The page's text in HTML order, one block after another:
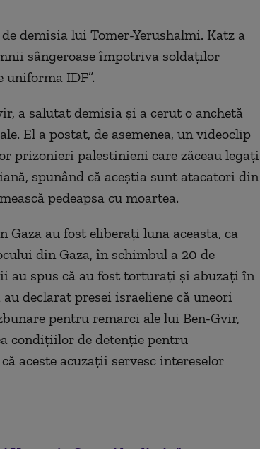
demisia lui Tomer-Yerushalmi. Katz a
sângeroase împotriva soldaţilor
uniforma IDF”.
a salutat demisia şi a cerut o anchetă
El a postat, de asemenea, un videoclip
prizonieri palestinieni care zăceau legaţi
spunând că aceştia sunt atacatori din
pedeapsa cu moartea.
au fost eliberaţi luna aceasta, ca
din Gaza, în schimbul a 20 de
au spus că au fost torturaţi şi abuzaţi în
declarat presei israeliene că uneori
pentru remarci ale lui Ben-Gvir,
condiţiilor de detenţie pentru
aceste acuzaţii servesc intereselor